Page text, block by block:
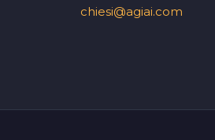
chiesi@agiai.com